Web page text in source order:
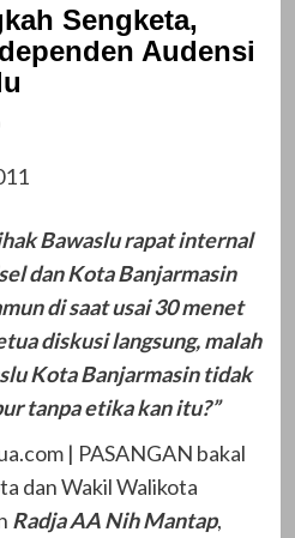
Sengketa,
Audensi
Bawaslu rapat internal
dan Kota Banjarmasin
di saat usai 30 menet
diskusi langsung, malah
Kota Banjarmasin tidak
tanpa etika kan itu?”
| PASANGAN bakal
dan Wakil Walikota
Radja AA Nih Mantap,